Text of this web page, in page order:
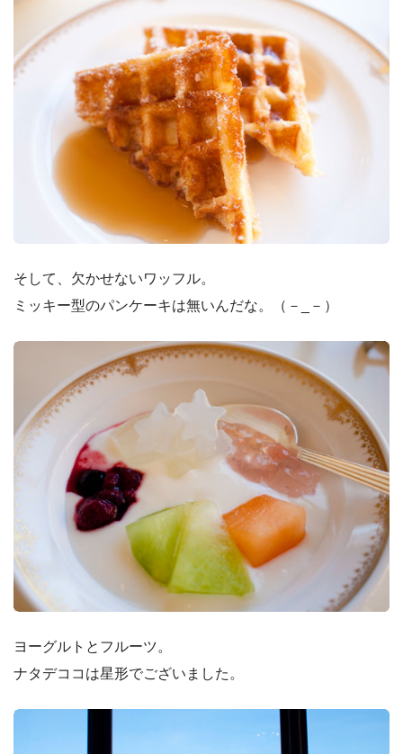
そして、欠かせないワッフル。
ミッキー型のパンケーキは無いんだな。（－_－）
ヨーグルトとフルーツ。
ナタデココは星形でございました。